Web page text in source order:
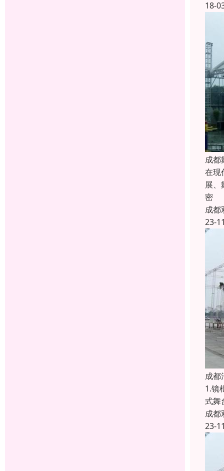
18-
成都
在现
展、
密
成都
23-
成都
1.镜
式舞
成都
23-